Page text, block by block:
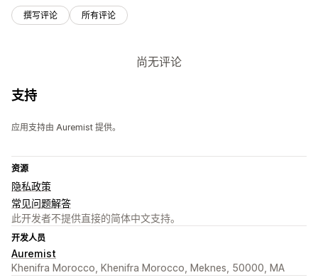
撰写评论 所有评论
尚无评论
支持
应用支持由 Auremist 提供。
资源
隐私政策
常见问题解答
此开发者不提供直接的简体中文支持。
开发人员
Auremist
Khenifra Morocco, Khenifra Morocco, Meknes, 50000, MA